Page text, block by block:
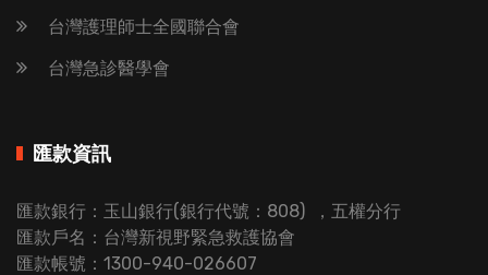
台灣護理師士全國聯合會
台灣急診醫學會
匯款資訊
匯款銀行：玉山銀行(銀行代號：808) ，五權分行
匯款戶名：台灣新視野緊急救護協會
匯款帳號：1300-940-026607